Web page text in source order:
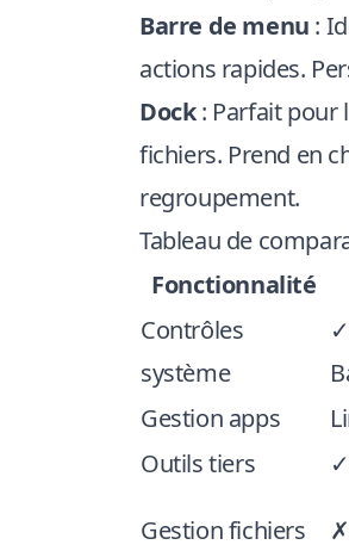
Barre de menu :
actions rapides.
Dock: Parfait pour
fichiers. Prend en
regroupement.
Tableau de
Fonctionnalité
Contrôles
système
Gestion apps
Outils tiers
Gestion fichiers